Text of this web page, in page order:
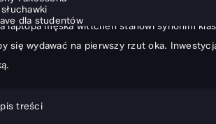
dla studentów
i, nie ukrywajmy, codzienna
laptopa męska wittchen stanowi synonim
się wydawać na pierwszy rzut oka.
treści